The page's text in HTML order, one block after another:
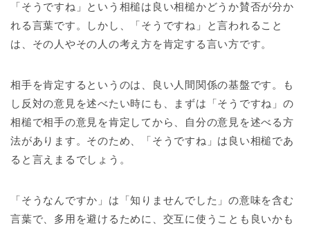
「そうですね」という相槌は良い相槌かどうか賛否が分か
れる言葉です。しかし、「そうですね」と言われること
は、その人やその人の考え方を肯定する言い方です。
相手を肯定するというのは、良い人間関係の基盤です。も
し反対の意見を述べたい時にも、まずは「そうですね」の
相槌で相手の意見を肯定してから、自分の意見を述べる方
法があります。そのため、「そうですね」は良い相槌であ
ると言えまるでしょう。
「そうなんですか」は「知りませんでした」の意味を含む
言葉で、多用を避けるために、交互に使うことも良いかも